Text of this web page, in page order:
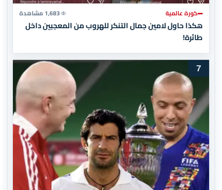
كورة عالمية 1,683 مشاهدة
هكذا حاول لامين جمال التنكر للهروب من المعجبين داخل
طائرة!
7